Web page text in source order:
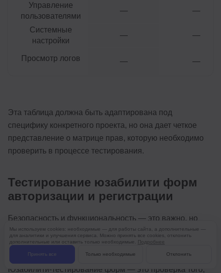
Управление
пользователями
— —
Системные
настройки
— —
Просмотр логов — —
Эта таблица должна быть адаптирована под
специфику конкретного проекта, но она дает четкое
представление о матрице прав, которую необходимо
проверить в процессе тестирования.
Тестирование юзабилити форм
авторизации и регистрации
Безопасность и функциональность — это важно, но
если юзер не может разобраться с формой входа или
бросает регистрацию на полпути из-за неудобного
интерфейса, все технические усилия теряют смысл.
Юзабилити-тестирование форм — это проверка того,
Мы используем cookies: необходимые — для работы сайта, а дополнительные —
для аналитики и улучшения сервиса. Можно принять все cookies, отклонить
дополнительные или оставить только необходимые. Подробнее
Принять все Только необходимые Отклонить